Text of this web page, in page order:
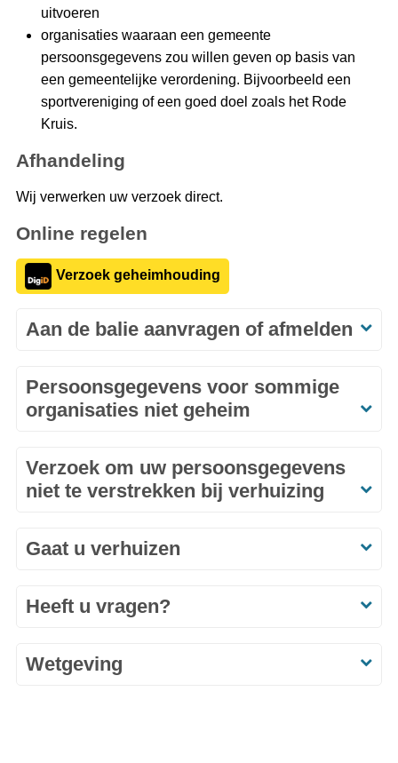
uitvoeren
organisaties waaraan een gemeente
persoonsgegevens zou willen geven op basis van
een gemeentelijke verordening. Bijvoorbeeld een
sportvereniging of een goed doel zoals het Rode
Kruis.
Afhandeling
Wij verwerken uw verzoek direct.
Online regelen
Verzoek geheimhouding
Aan de balie aanvragen of afmelden
Persoonsgegevens voor sommige
organisaties niet geheim
Verzoek om uw persoonsgegevens
niet te verstrekken bij verhuizing
Gaat u verhuizen
Heeft u vragen?
Wetgeving